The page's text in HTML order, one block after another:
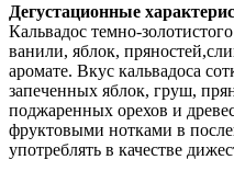
Дегустационные
Кальвадос темно-
ванили, яблок,
аромате. Вкус кальвадоса
запеченных яблок, груш,
поджаренных орехов и
фруктовыми нотками в
употреблять в качестве